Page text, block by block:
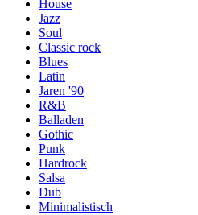
House
Jazz
Soul
Classic rock
Blues
Latin
Jaren '90
R&B
Balladen
Gothic
Punk
Hardrock
Salsa
Dub
Minimalistisch